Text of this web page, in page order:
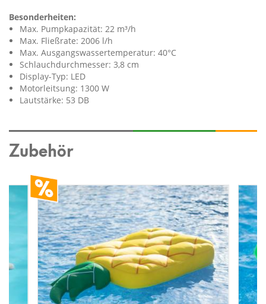
Besonderheiten:
Max. Pumpkapazität: 22 m³/h
Max. Fließrate: 2006 l/h
Max. Ausgangswassertemperatur: 40°C
Schlauchdurchmesser: 3,8 cm
Display-Typ: LED
Motorleitsung: 1300 W
Lautstärke: 53 DB
Zubehör